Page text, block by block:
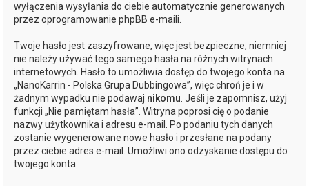
wyłączenia wysyłania do ciebie automatycznie generowanych
przez oprogramowanie phpBB e-maili.
Twoje hasło jest zaszyfrowane, więc jest bezpieczne, niemniej
nie należy używać tego samego hasła na różnych witrynach
internetowych. Hasło to umożliwia dostęp do twojego konta na
„NanoKarrin - Polska Grupa Dubbingowa”, więc chroń je i w
żadnym wypadku nie podawaj nikomu. Jeśli je zapomnisz, użyj
funkcji „Nie pamiętam hasła”. Witryna poprosi cię o podanie
nazwy użytkownika i adresu e-mail. Po podaniu tych danych
zostanie wygenerowane nowe hasło i przesłane na podany
przez ciebie adres e-mail. Umożliwi ono odzyskanie dostępu do
twojego konta.